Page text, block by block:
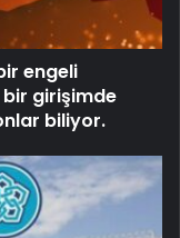
engeli
girişimde
biliyor.